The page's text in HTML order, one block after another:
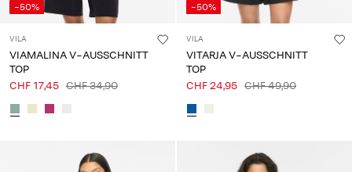
-50%
VILA
VIAMALINA V-AUSSCHNITT
TOP
CHF 17,45 CHF 34,90
-50%
VILA
VITARJA V-AUSSCHNITT
TOP
CHF 24,95 CHF 49,90